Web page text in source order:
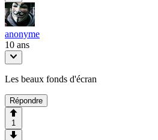
anonyme
10 ans
Les beaux fonds d'écran
Répondre
1